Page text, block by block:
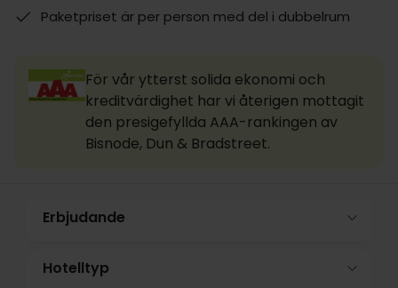
Paketpriset är per person med del i dubbelrum
För vår ytterst solida ekonomi och
kreditvärdighet har vi återigen mottagit
den presigefyllda AAA-rankingen av
Bisnode, Dun & Bradstreet.
Erbjudande
Hotelltyp